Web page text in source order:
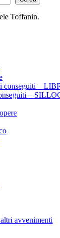
Toffanin.
conseguiti –
–
avvenimenti